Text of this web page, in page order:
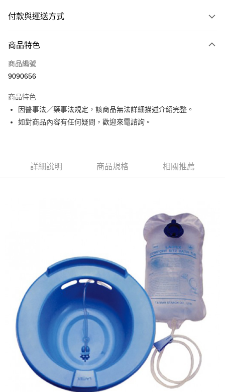
付款與運送方式
信用卡一次付款
LINE Pay
街口支付
悠遊付
全盈+PAY
AFTEE先享後付是「在收到商品之後才付款」的支付方式。 讓您購物簡單
２．便利：只要手機號碼，簡訊認證，即可結帳。
【「AFTEE先享後付」結帳流程】
１．於結帳方式選擇「AFTEE先享後付」後，將跳轉至「AFTEE先享後付」
結帳頁面，進行簡訊認證並確認金額後，即可完成結帳。
２．訂單成立數日內，您將收到繳費通知簡訊。
３．收到繳費通知簡訊後14天內，點擊此簡訊中的連結，可透過四大超商／
ATM／網路銀行／等多元方式進行付款，方視為交易完成。
※ 請注意：結帳手續完成當下不需立刻繳費，但若您需要取消訂單，請聯絡
購買商品的店家。未經商家同意取消之訂單仍視為有效，需透過AFTEE先享
後付繳納相關費用。
※ 交易是否成功請以「AFTEE先享後付 」之結帳頁面顯示為準，若有關於
是否繳費成功／繳費後需取消欲退款等相關疑問，請聯繫「AFTEE先享後付
客戶支援中心」
https://netprotections.freshdesk.com/support/home
付款後門市自取
每筆NT$50，滿NT$299(含以上)免運費
商品特色
商品編號
9090656
商品特色
因醫事法／藥事法規定，該商品無法詳細描述介紹完整。
如對商品內容有任何疑問，歡迎來電諮詢。
詳細說明 商品規格 相關推薦